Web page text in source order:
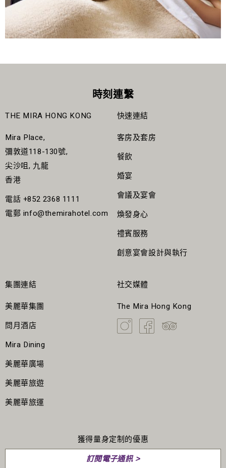
時刻連繫
THE MIRA HONG KONG
Mira Place,
彌敦道118-130號,
尖沙咀, 九龍
香港
電話 +852 2368 1111
電郵 info@themirahotel.com
集團連結
美麗華集團
問月酒店
Mira Dining
美麗華廣場
美麗華旅遊
美麗華旅運
快速連結
客房及套房
餐飲
婚宴
會議及宴會
煥發身心
禮賓服務
創意宴會設計與執行
社交媒體
The Mira Hong Kong
獲得量身定制的優惠
訂閱電子通訊 >